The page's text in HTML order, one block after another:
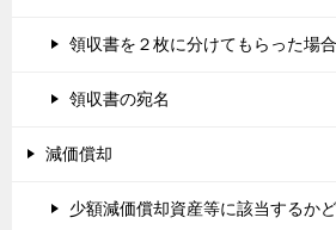
領収書を２枚に分けてもらった場合
領収書の宛名
減価償却
少額減価償却資産等に該当するか